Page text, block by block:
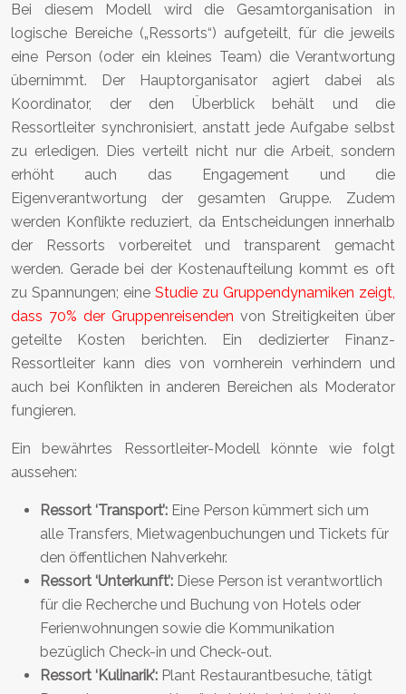
Bei diesem Modell wird die Gesamtorganisation in
logische Bereiche („Ressorts“) aufgeteilt, für die jeweils
eine Person (oder ein kleines Team) die Verantwortung
übernimmt. Der Hauptorganisator agiert dabei als
Koordinator, der den Überblick behält und die
Ressortleiter synchronisiert, anstatt jede Aufgabe selbst
zu erledigen. Dies verteilt nicht nur die Arbeit, sondern
erhöht auch das Engagement und die
Eigenverantwortung der gesamten Gruppe. Zudem
werden Konflikte reduziert, da Entscheidungen innerhalb
der Ressorts vorbereitet und transparent gemacht
werden. Gerade bei der Kostenaufteilung kommt es oft
zu Spannungen; eine Studie zu Gruppendynamiken zeigt,
dass 70% der Gruppenreisenden von Streitigkeiten über
geteilte Kosten berichten. Ein dedizierter Finanz-
Ressortleiter kann dies von vornherein verhindern und
auch bei Konflikten in anderen Bereichen als Moderator
fungieren.
Ein bewährtes Ressortleiter-Modell könnte wie folgt
aussehen:
Ressort ‘Transport’: Eine Person kümmert sich um
alle Transfers, Mietwagenbuchungen und Tickets für
den öffentlichen Nahverkehr.
Ressort ‘Unterkunft’: Diese Person ist verantwortlich
für die Recherche und Buchung von Hotels oder
Ferienwohnungen sowie die Kommunikation
bezüglich Check-in und Check-out.
Ressort ‘Kulinarik’: Plant Restaurantbesuche, tätigt